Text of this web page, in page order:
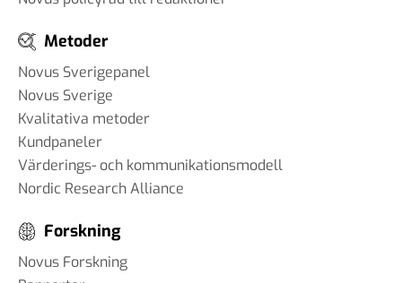
Metoder
Novus Sverigepanel
Novus Sverige
Kvalitativa metoder
Kundpaneler
Värderings- och kommunikationsmodell
Nordic Research Alliance
Forskning
Novus Forskning